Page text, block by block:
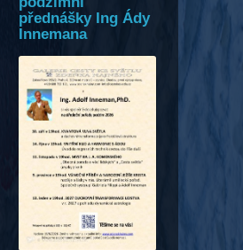
přednášky Ing Ády
Innemana